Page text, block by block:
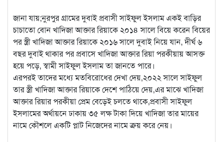
জানা যায়;নুরপুর গ্রামের দুবাই প্রবাসী সাইফুল ইসলাম একই বাড়ির
চাচাতো বোন খাদিজা আক্তার রিয়াকে ২০১৪ সালে বিয়ে করেন বিয়ের
পর স্ত্রী খাদিজা আক্তার রিয়াকে ২০১৬ সালে দুবাই নিয়ে যান, দীর্ঘ ৬
বছর দুবাই থাকার পর প্রবাসে খাদিজা আক্তার রিয়া পরকীয়ায় আসক্ত
হয়ে পড়ে, স্বামী সাইফুল ইসলাম তা জানতে পারে।
এরপরই তাদের মধ্যে মতবিরোধের দেখা দেয়,২০২২ সালে সাইফুল
তার স্ত্রী খাদিজা আক্তার রিয়াকে দেশে পাঠিয়ে দেয়,এর মাঝে খাদিজা
আক্তার রিয়ার পরকীয়া প্রেম বেড়েই চলতে থাকে,প্রবাসী সাইফুল
ইসলামের অর্থায়নে ঢাকায় ৩৫ লক্ষ টাকা দিয়ে খাদিজা তার মায়ের
নামে কৌশলে একটি প্লাট নিজেদের নামে ক্রয় করে নেয়।